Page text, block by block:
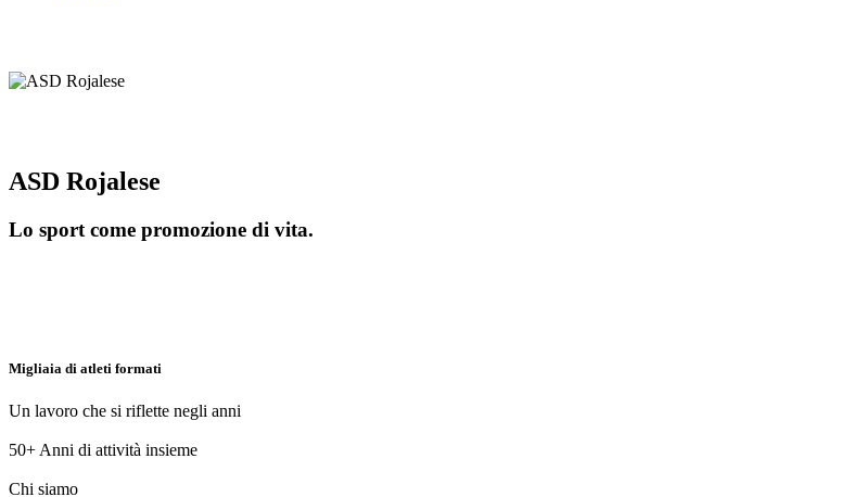
ASD Rojalese
Lo sport come promozione di vita.
Migliaia di atleti formati
Un lavoro che si riflette negli anni
50+ Anni di attività insieme
Chi siamo